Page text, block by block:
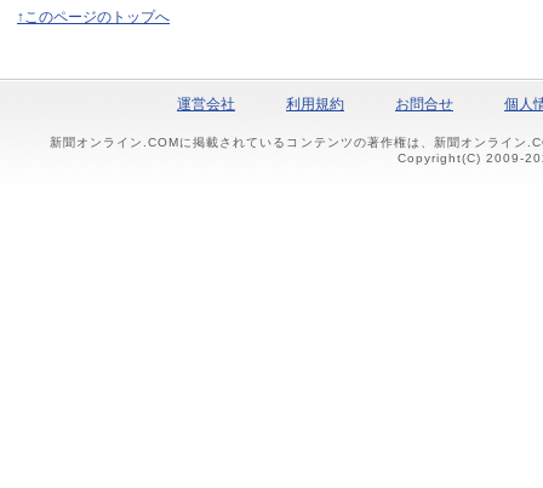
↑このページのトップへ
運営会社 利用規約 お問合せ 個人
新聞オンライン.COMに掲載されているコンテンツの著作権は、新聞オンライン
Copyright(C) 2009-